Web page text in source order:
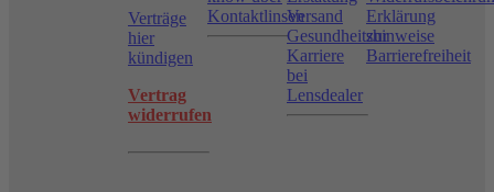
Verträge
hier
kündigen
Vertrag
widerrufen
KontaktlinsenVersand
Gesundheitshinweise
Karriere
bei
Lensdealer
Erklärung
zur
Barrierefreiheit